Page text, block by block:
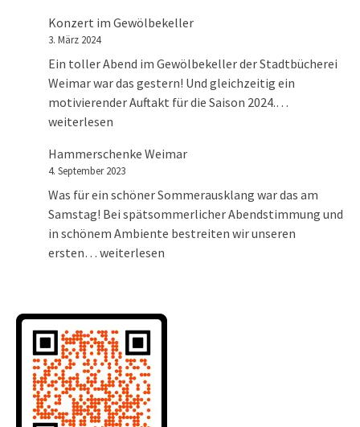
Konzert im Gewölbekeller
3. März 2024
Ein toller Abend im Gewölbekeller der Stadtbücherei
Weimar war das gestern! Und gleichzeitig ein
motivierender Auftakt für die Saison 2024.…
weiterlesen
Hammerschenke Weimar
4. September 2023
Was für ein schöner Sommerausklang war das am
Samstag! Bei spätsommerlicher Abendstimmung und
in schönem Ambiente bestreiten wir unseren
ersten… Hammerschenke Weimar
weiterlesen